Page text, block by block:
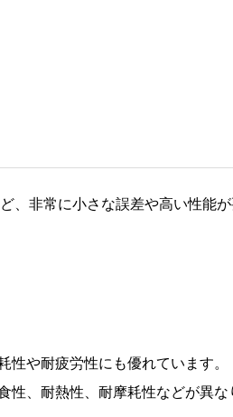
、非常に小さな誤差や高い性能
や耐疲労性にも優れています。
、耐熱性、耐摩耗性などが異な